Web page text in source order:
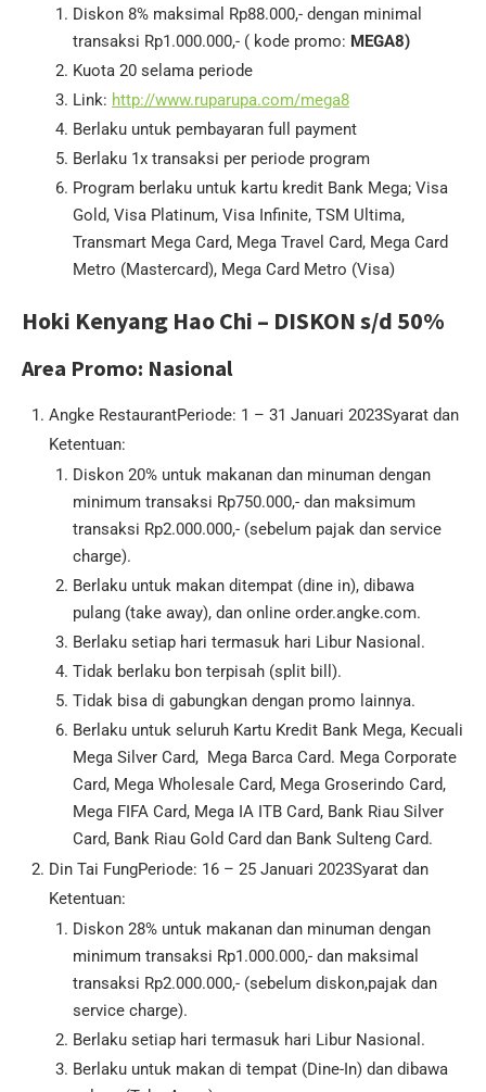
Diskon 8% maksimal Rp88.000,- dengan minimal
transaksi Rp1.000.000,- ( kode promo: MEGA8)
Kuota 20 selama periode
Link: http://www.ruparupa.com/mega8
Berlaku untuk pembayaran full payment
Berlaku 1x transaksi per periode program
Program berlaku untuk kartu kredit Bank Mega; Visa
Gold, Visa Platinum, Visa Infinite, TSM Ultima,
Transmart Mega Card, Mega Travel Card, Mega Card
Metro (Mastercard), Mega Card Metro (Visa)
Hoki Kenyang Hao Chi – DISKON s/d 50%
Area Promo: Nasional
Angke RestaurantPeriode: 1 – 31 Januari 2023Syarat dan
Ketentuan:
Diskon 20% untuk makanan dan minuman dengan
minimum transaksi Rp750.000,- dan maksimum
transaksi Rp2.000.000,- (sebelum pajak dan service
charge).
Berlaku untuk makan ditempat (dine in), dibawa
pulang (take away), dan online order.angke.com.
Berlaku setiap hari termasuk hari Libur Nasional.
Tidak berlaku bon terpisah (split bill).
Tidak bisa di gabungkan dengan promo lainnya.
Berlaku untuk seluruh Kartu Kredit Bank Mega, Kecuali
Mega Silver Card, Mega Barca Card. Mega Corporate
Card, Mega Wholesale Card, Mega Groserindo Card,
Mega FIFA Card, Mega IA ITB Card, Bank Riau Silver
Card, Bank Riau Gold Card dan Bank Sulteng Card.
Din Tai FungPeriode: 16 – 25 Januari 2023Syarat dan
Ketentuan:
Diskon 28% untuk makanan dan minuman dengan
minimum transaksi Rp1.000.000,- dan maksimal
transaksi Rp2.000.000,- (sebelum diskon,pajak dan
service charge).
Berlaku setiap hari termasuk hari Libur Nasional.
Berlaku untuk makan di tempat (Dine-In) dan dibawa